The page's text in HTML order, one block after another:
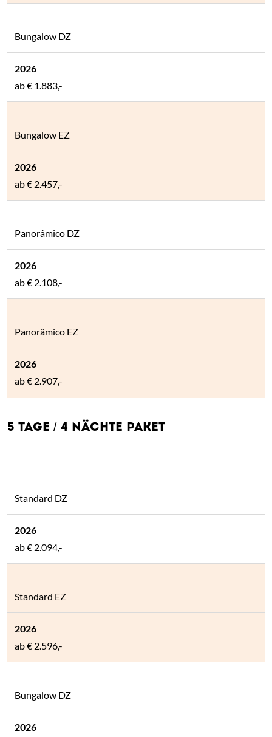
Bungalow DZ
ab€ 1.883,-
Bungalow EZ
ab€ 2.457,-
Panorâmico DZ
ab€ 2.108,-
Panorâmico EZ
ab€ 2.907,-
5 TAGE / 4 NÄCHTE PAKET
Standard DZ
ab€ 2.094,-
Standard EZ
ab€ 2.596,-
Bungalow DZ